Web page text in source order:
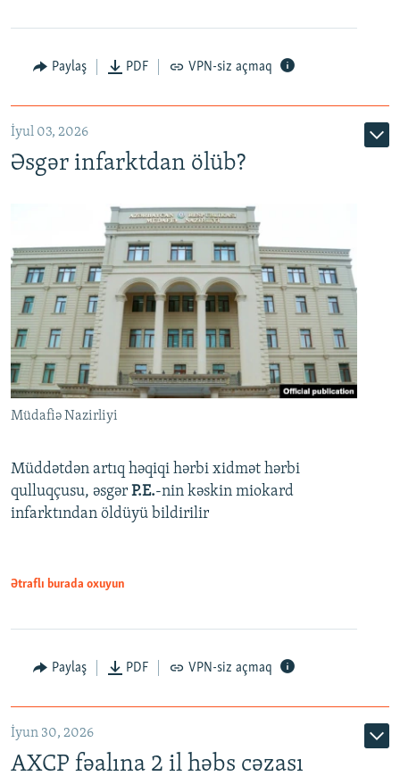
Auto 240p 360p 480p
720p 1080p
Paylaş PDF VPN-siz açmaq
İyul 03, 2026
Əsgər infarktdan ölüb?
Müdafiə Nazirliyi
Müddətdən artıq həqiqi hərbi xidmət hərbi
qulluqçusu, əsgər P.E.-nin kəskin miokard
infarktından öldüyü bildirilir
Ətraflı burada oxuyun
Paylaş PDF VPN-siz açmaq
İyun 30, 2026
AXCP fəalına 2 il həbs cəzası